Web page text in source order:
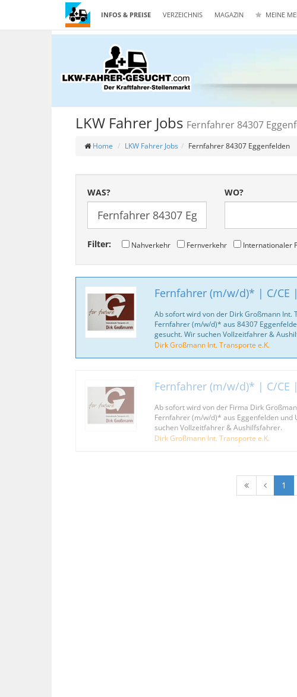
INFOS & PREISE VERZEICHNIS MAGAZIN MEINE
LKW Fahrer Jobs Fernfahrer 84307
Home LKW Fahrer Jobs Fernfahrer 84307 Eggenfelden
WAS? WO?
Filter: Nahverkehr Fernverkehr Internationaler
Fernfahrer (m/w/d)* | C/CE
Ab sofort wird von der Dirk Großmann Int.
Fernfahrer (m/w/d)* aus 84307
gesucht. Wir suchen Vollzeitfahrer &
Dirk Großmann Int. Transporte e.K.
Fernfahrer (m/w/d)* | C/CE
Ab sofort wird von der Firma Dirk
Fernfahrer (m/w/d)* aus Eggenfelden und
suchen Vollzeitfahrer & Aushilfsfahrer.
Dirk Großmann Int. Transporte e.K.
1